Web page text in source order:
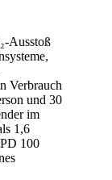
Ausstoß
Verbrauch
und 30
im
1,6
100